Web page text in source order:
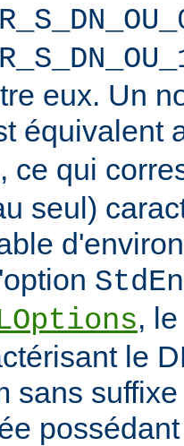
eux. Un
équivalent
, ce qui
seul)
,
le
sans